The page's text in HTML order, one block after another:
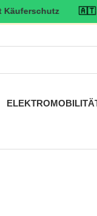
🇦🇹 ⭐ Top